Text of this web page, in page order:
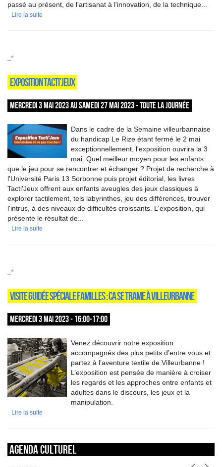
passé au présent, de l'artisanat à l'innovation, de la technique...
Lire la suite
_*
EXPOSITION TACTI’JEUX
MERCREDI 3 MAI 2023 AU SAMEDI 27 MAI 2023 - TOUTE LA JOURNÉE
Dans le cadre de la Semaine villeurbannaise
du handicap Le Rize étant fermé le 2 mai
exceptionnellement, l'exposition ouvrira la 3
mai. Quel meilleur moyen pour les enfants
que le jeu pour se rencontrer et échanger ? Projet de recherche à
l'Université Paris 13 Sorbonne puis projet éditorial, les livres
Tacti'Jeux offrent aux enfants aveugles des jeux classiques à
explorer tactilement, tels labyrinthes, jeu des différences, trouver
l'intrus, à des niveaux de difficultés croissants. L'exposition, qui
présente le résultat de...
Lire la suite
_*
VISITE GUIDÉE SPÉCIALE FAMILLES : CA SE TRAME À VILLEURBANNE
MERCREDI 3 MAI 2023 - 16:00-17:00
Venez découvrir notre exposition
accompagnés des plus petits d’entre vous et
partez à l’aventure textile de Villeurbanne !
L’exposition est pensée de manière à croiser
les regards et les approches entre enfants et
adultes dans le discours, les jeux et la
manipulation.
Lire la suite
Agenda culturel